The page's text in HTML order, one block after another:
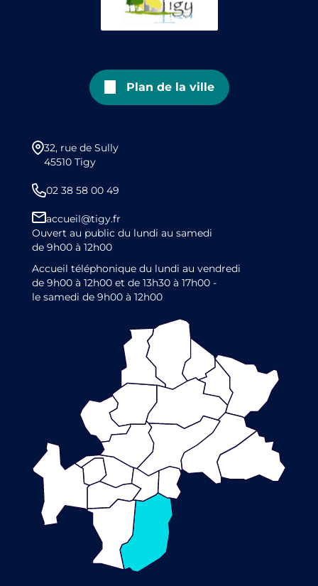
Plan de la ville
32, rue de Sully
45510 Tigy
02 38 58 00 49
accueil@tigy.fr
Ouvert au public du lundi au samedi
de 9h00 à 12h00
Accueil téléphonique du lundi au vendredi
de 9h00 à 12h00 et de 13h30 à 17h00 -
le samedi de 9h00 à 12h00